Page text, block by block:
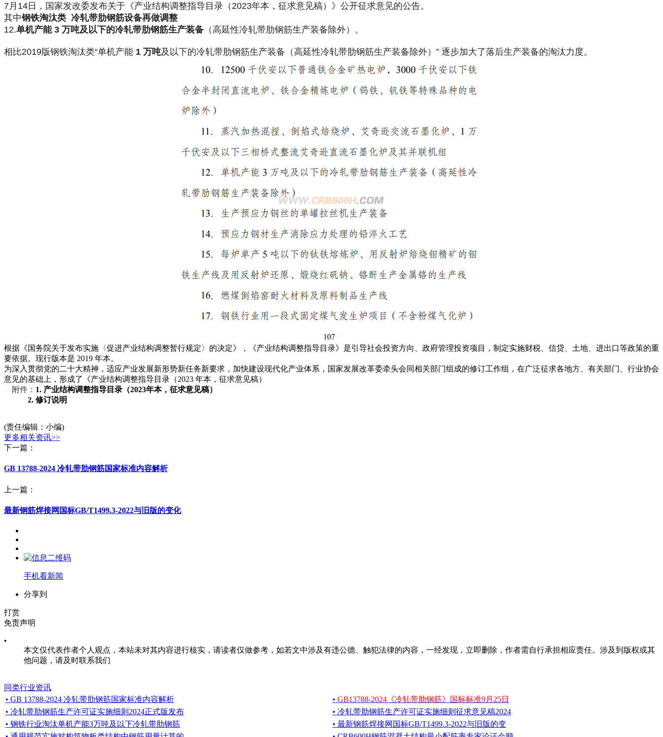
7月14日，国家发改委发布关于《产业结构调整指导目录（2023年本，征求意见稿）》公开征求意见的公告。
其中钢铁淘汰类 冷轧带肋钢筋设备再做调整
12.单机产能 3 万吨及以下的冷轧带肋钢筋生产装备 （高延性冷轧带肋钢筋生产装备除外）。
相比2019版钢铁淘汰类“单机产能 1 万吨及以下的冷轧带肋钢筋生产装备（高延性冷轧带肋钢筋生产装备除外）” 逐步加大了落后生产装备的淘汰力度。
根据《国务院关于发布实施〈促进产业结构调整暂行规定〉的决定》，《产业结构调整指导目录》是引导社会投资方向、政府管理投资项目，制定实施财税、信贷、土地、进出口等政策的重
要依据。现行版本是 2019 年本。
为深入贯彻党的二十大精神，适应产业发展新形势新任务新要求，加快建设现代化产业体系，国家发展改革委牵头会同相关部门组成的修订工作组，在广泛征求各地方、有关部门、行业协会
意见的基础上，形成了《产业结构调整指导目录（2023 年本，征求意见稿）
附件： 1. 产业结构调整指导目录（2023年本，征求意见稿）
2. 修订说明
(责任编辑：小编)
更多相关资讯>>
下一篇：
GB 13788-2024 冷轧带肋钢筋国家标准内容解析
上一篇：
最新钢筋焊接网国标GB/T1499.3-2022与旧版的变化
手机看新闻
分享到
打赏
免责声明
•
本文仅代表作者个人观点，本站未对其内容进行核实，请读者仅做参考，如若文中涉及有违公德、触犯法律的内容，一经发现，立即删除，作者需自行承担相应责任。涉及到版权或其
他问题，请及时联系我们
同类行业资讯
• GB 13788-2024 冷轧带肋钢筋国家标准内容解析 • GB13788-2024《冷轧带肋钢筋》国标标准9月25日
• 冷轧带肋钢筋生产许可证实施细则2024正式版发布
• 冷轧带肋钢筋生产许可证实施细则征求意见稿2024
• 钢铁行业淘汰单机产能3万吨及以下冷轧带肋钢筋
• 最新钢筋焊接网国标GB/T1499.3-2022与旧版的变